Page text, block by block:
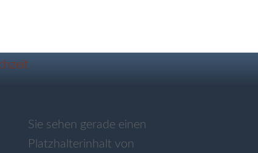
Sie sehen gerade einen
Platzhalterinhalt von